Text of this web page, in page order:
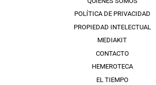
POLÍTICA DE PRIVACIDAD
PROPIEDAD INTELECTUAL
MEDIAKIT
CONTACTO
HEMEROTECA
EL TIEMPO